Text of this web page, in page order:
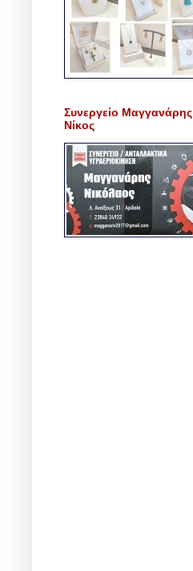
Συνεργείο Μαγγανάρης
Νίκος